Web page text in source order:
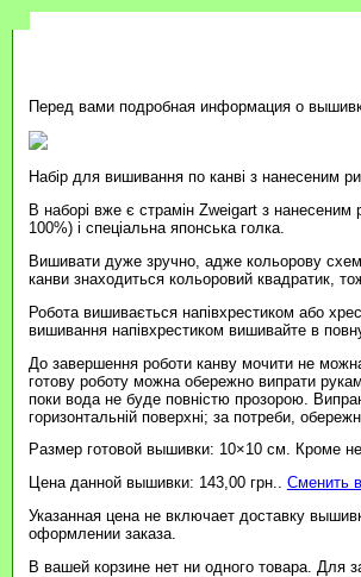
Перед вами подробная информация о
Набір для вишивання по канві з нанесеним
В наборі вже є страмін Zweigart з
100%) і спеціальна японська голка.
Вишивати дуже зручно, адже кольорову
канви знаходиться кольоровий квадратик,
Робота вишивається напівхрестиком або
вишивання напівхрестиком вишивайте в
До завершення роботи канву мочити не
готову роботу можна обережно випрати
поки вода не буде повністю прозорою.
горизонтальній поверхні; за потреби,
Размер готовой вышивки: 10×10 см. Кроме
Цена данной вышивки: 143,00 грн.. Сменить
Указанная цена не включает доставку
оформлении заказа.
В вашей корзине нет ни одного товара. Для